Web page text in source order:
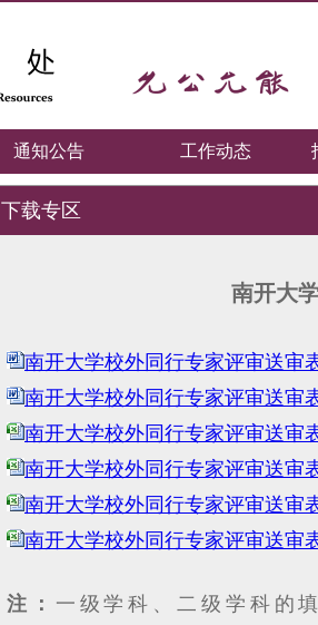
通知公告 工作动态
下载专区
南开大
南开大学校外同行专家评审送审
南开大学校外同行专家评审送审
南开大学校外同行专家评审送审
南开大学校外同行专家评审送审
南开大学校外同行专家评审送审
南开大学校外同行专家评审送审
注： 一级学科、二级学科的